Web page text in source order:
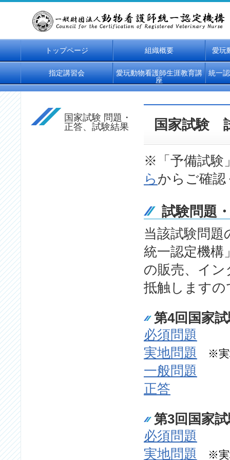
トップページ 組織概要 愛玩
指定講習会
愛玩動物看護師生涯教育講
座
統一
国家試験 問題・
正答、試験結果
国家試験
※「予備試験
ら からご確
試験問題
当該試験問題
統一認定機構
の販売、イ
抵触します
第4回国家
必須問題
実地問題 ※実
一般問題
正答
第3回国家
必須問題
実地問題 ※実